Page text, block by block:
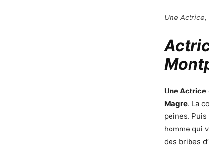
Une
Une Actrice
Magre. La
peines.
homme qui
des bribes